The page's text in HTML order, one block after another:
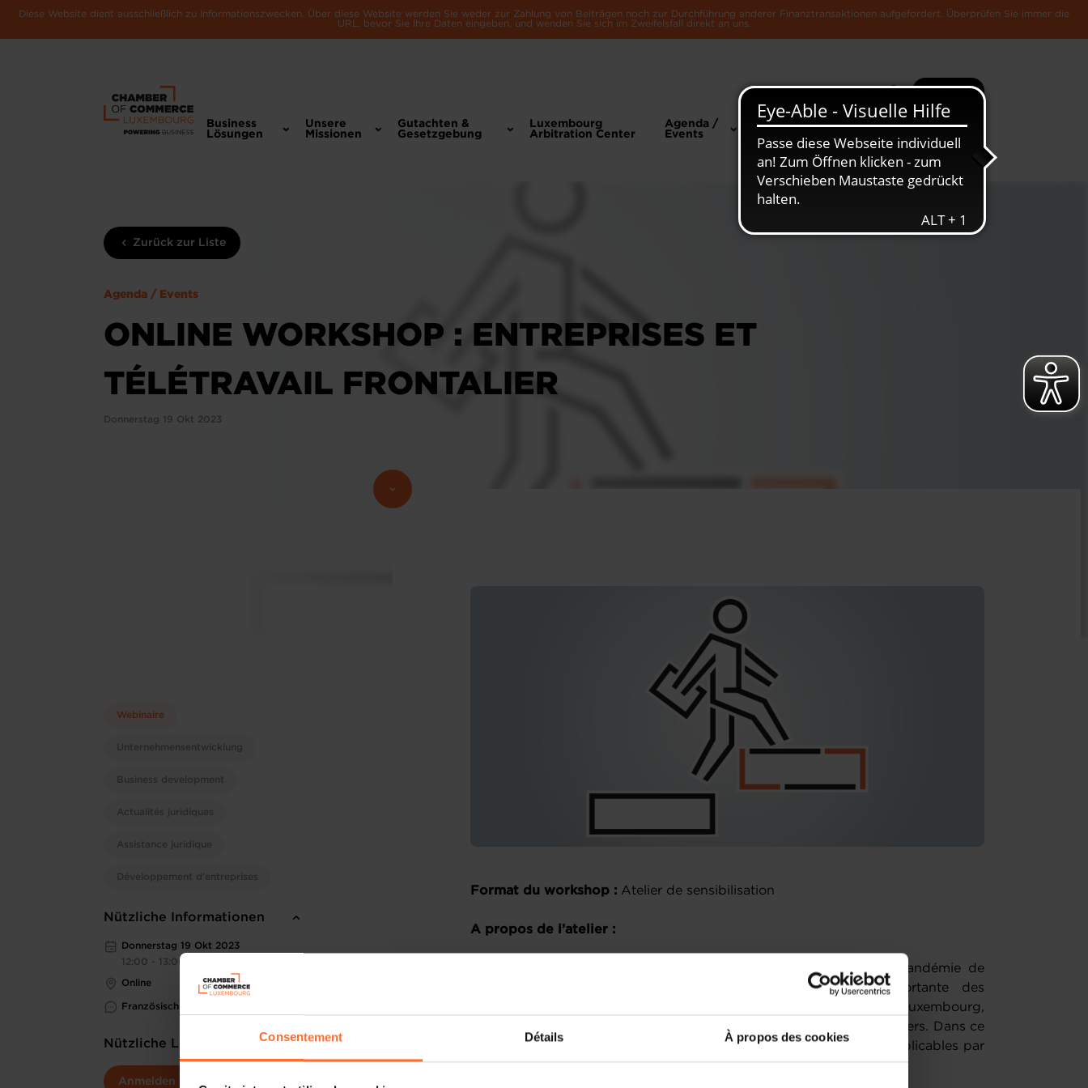
Consentement Détails À propos des cookies
Diese Website dient ausschließlich zu Informationszwecken. Über diese Website werden Sie weder zur Zahlung von Beiträgen noch zur Durchführung anderer Finanztransaktionen aufgefordert. Überprüfen Sie immer die
URL, bevor Sie Ihre Daten eingeben, und wenden Sie sich im Zweifelsfall direkt an uns.
Suche Mehr
Business
Lösungen
Unsere
Missionen
Gutachten &
Gesetzgebung
Luxembourg
Arbitration Center
Agenda /
Events
News &
Die Luxemburger
Zurück zur Liste
Agenda / Events
ONLINE WORKSHOP : ENTREPRISES ET
TÉLÉTRAVAIL FRONTALIER
Donnerstag 19 Okt 2023
Webinaire
Unternehmensentwicklung
Business development
Actualités juridiques
Assistance juridique
Développement d'entreprises
Nützliche Informationen
Donnerstag 19 Okt 2023
12:00 - 13:00
Online
Französisch
Nützliche Links
Anmelden
Format du workshop : Atelier de sensibilisation
A propos de l’atelier :
Avec la digitalisation de nos sociétés et sous l’impulsion de la pandémie de
COVID-19, le télétravail est devenu une problématique importante des
entreprises. Il constitue une question d’autant plus essentielle au Luxembourg,
alors qu’une grande partie des travailleurs viennent des pays frontaliers. Dans ce
workshop, nous aborderons les grandes règles et les démarches applicables par
les entreprises en matière de télétravail.